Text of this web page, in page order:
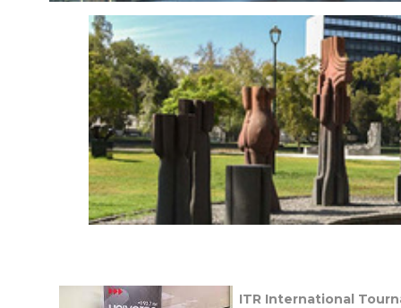
ITR International